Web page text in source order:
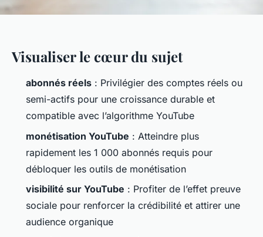
Visualiser le cœur du sujet
abonnés réels : Privilégier des comptes réels ou
semi-actifs pour une croissance durable et
compatible avec l’algorithme YouTube
monétisation YouTube : Atteindre plus
rapidement les 1 000 abonnés requis pour
débloquer les outils de monétisation
visibilité sur YouTube : Profiter de l’effet preuve
sociale pour renforcer la crédibilité et attirer une
audience organique